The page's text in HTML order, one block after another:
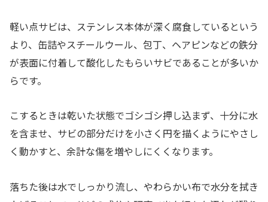
軽い点サビは、ステンレス本体が深く腐食しているという
より、缶詰やスチールウール、包丁、ヘアピンなどの鉄分
が表面に付着して酸化したもらいサビであることが多いか
らです。
こするときは乾いた状態でゴシゴシ押し込まず、十分に水
を含ませ、サビの部分だけを小さく円を描くようにやさし
く動かすと、余計な傷を増やしにくくなります。
落ちた後は水でしっかり流し、やわらかい布で水分を拭き